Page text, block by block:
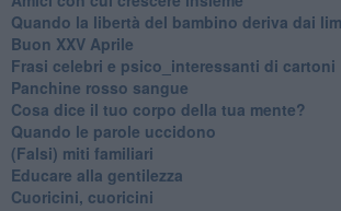
​Quando la libertà del bambino deriva dai
Buon XXV Aprile
​Frasi celebri e psico_interessanti di cartoni
​Panchine rosso sangue
​Cosa dice il tuo corpo della tua mente?
​Quando le parole uccidono
​(Falsi) miti familiari
​Educare alla gentilezza
​Cuoricini, cuoricini